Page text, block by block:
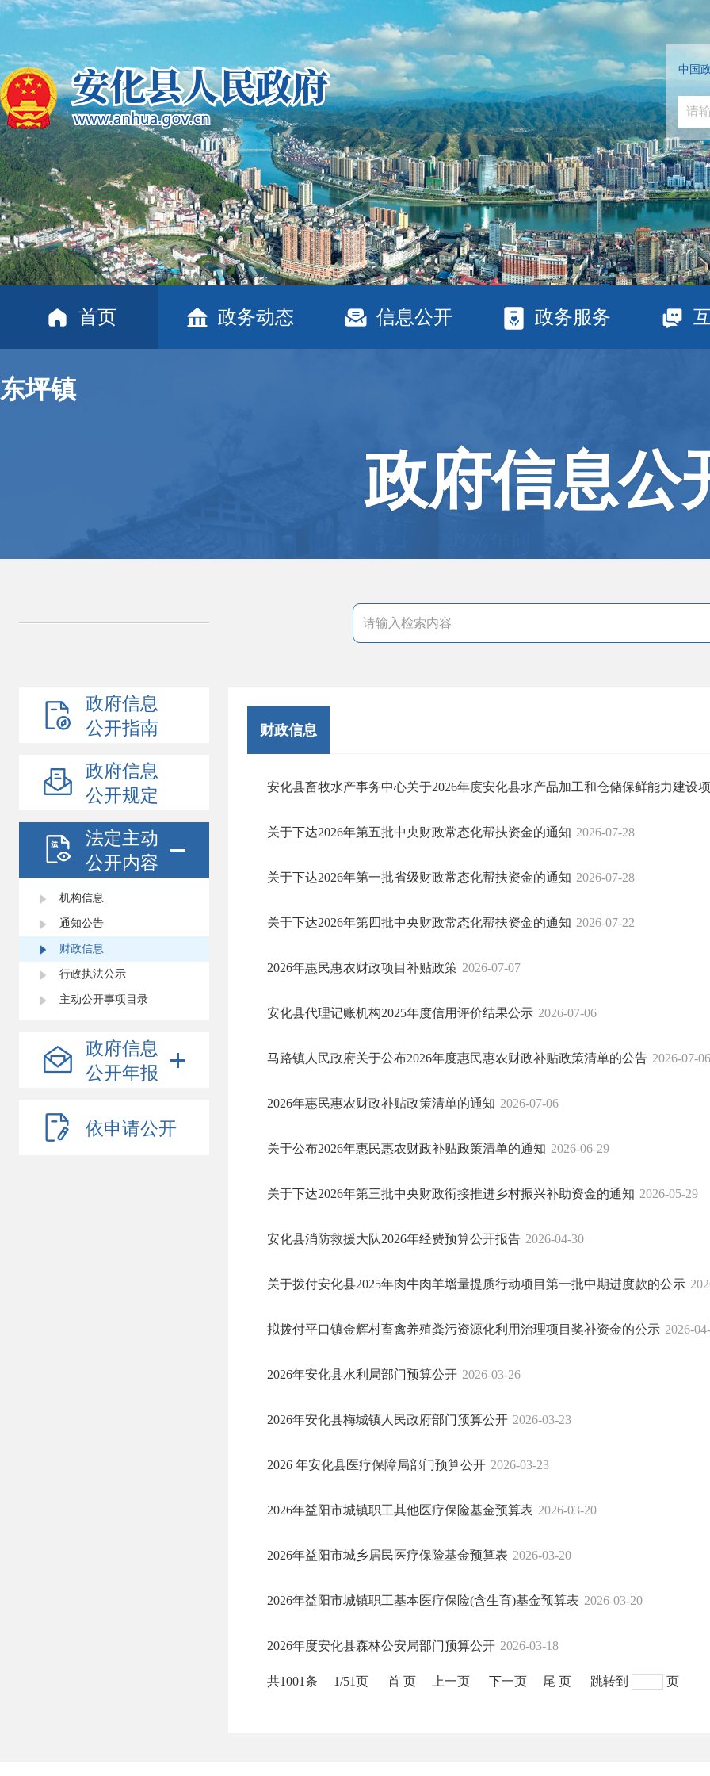
中国
首页 政务动态 信息公开 政务服务
东坪镇
政府信息公
政府信息
公开指南
政府信息
公开规定
法定主动
公开内容
机构信息
通知公告
财政信息
行政执法公示
主动公开事项目录
政府信息
公开年报
依申请公开
财政信息
安化县畜牧水产事务中心关于2026年度安化县水产品加工和仓储保鲜能力建设
关于下达2026年第五批中央财政常态化帮扶资金的通知 2026-07-28
关于下达2026年第一批省级财政常态化帮扶资金的通知 2026-07-28
关于下达2026年第四批中央财政常态化帮扶资金的通知 2026-07-22
2026年惠民惠农财政项目补贴政策 2026-07-07
安化县代理记账机构2025年度信用评价结果公示 2026-07-06
马路镇人民政府关于公布2026年度惠民惠农财政补贴政策清单的公告 2026-07-06
2026年惠民惠农财政补贴政策清单的通知 2026-07-06
关于公布2026年惠民惠农财政补贴政策清单的通知 2026-06-29
关于下达2026年第三批中央财政衔接推进乡村振兴补助资金的通知 2026-05-29
安化县消防救援大队2026年经费预算公开报告 2026-04-30
关于拨付安化县2025年肉牛肉羊增量提质行动项目第一批中期进度款的公示
拟拨付平口镇金辉村畜禽养殖粪污资源化利用治理项目奖补资金的公示 2026-
2026年安化县水利局部门预算公开 2026-03-26
2026年安化县梅城镇人民政府部门预算公开 2026-03-23
2026 年安化县医疗保障局部门预算公开 2026-03-23
2026年益阳市城镇职工其他医疗保险基金预算表 2026-03-20
2026年益阳市城乡居民医疗保险基金预算表 2026-03-20
2026年益阳市城镇职工基本医疗保险(含生育)基金预算表 2026-03-20
2026年度安化县森林公安局部门预算公开 2026-03-18
共1001条 1/51页 首 页 上一页 下一页 尾 页 跳转到 页